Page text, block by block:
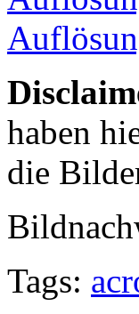
haben
die
Tags: